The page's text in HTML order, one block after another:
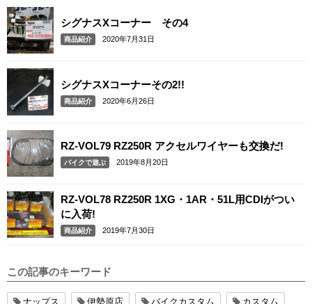
シグナスXコーナー その4
商品紹介 2020年7月31日
シグナスXコーナーその2!!
商品紹介 2020年6月26日
RZ-VOL79 RZ250R アクセルワイヤーも交換だ!
バイクで遊ぶ 2019年8月20日
RZ-VOL78 RZ250R 1XG・1AR・51L用CDIがつい
に入荷!
商品紹介 2019年7月30日
この記事のキーワード
ナップス 伊勢原店 バイクカスタム カスタム